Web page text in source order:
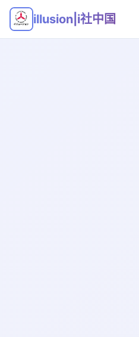
illusion|i社中国